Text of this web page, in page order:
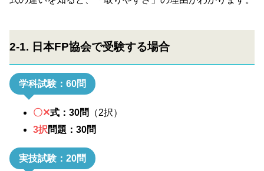
2-1. 日本FP協会で受験する場合
学科試験：60問
〇✕式：30問
（2択）
3択問題：30問
実技試験：20問